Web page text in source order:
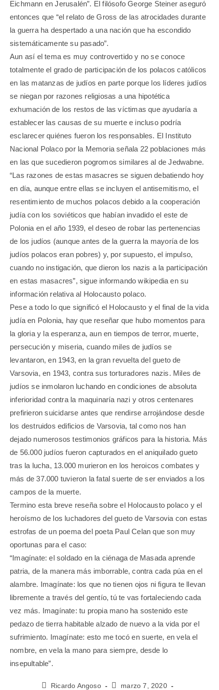
Eichmann en Jerusalén”. El filósofo George Steiner aseguró
entonces que “el relato de Gross de las atrocidades durante
la guerra ha despertado a una nación que ha escondido
sistemáticamente su pasado”.
Aun así el tema es muy controvertido y no se conoce
totalmente el grado de participación de los polacos católicos
en las matanzas de judíos en parte porque los líderes judíos
se niegan por razones religiosas a una hipotética
exhumación de los restos de las víctimas que ayudaría a
establecer las causas de su muerte e incluso podría
esclarecer quiénes fueron los responsables. El Instituto
Nacional Polaco por la Memoria señala 22 poblaciones más
en las que sucedieron pogromos similares al de Jedwabne.
“Las razones de estas masacres se siguen debatiendo hoy
en día, aunque entre ellas se incluyen el antisemitismo, el
resentimiento de muchos polacos debido a la cooperación
judía con los soviéticos que habían invadido el este de
Polonia en el año 1939, el deseo de robar las pertenencias
de los judíos (aunque antes de la guerra la mayoría de los
judíos polacos eran pobres) y, por supuesto, el impulso,
cuando no instigación, que dieron los nazis a la participación
en estas masacres”, sigue informando wikipedia en su
información relativa al Holocausto polaco.
Pese a todo lo que significó el Holocausto y el final de la vida
judía en Polonia, hay que reseñar que hubo momentos para
la gloria y la esperanza, aun en tiempos de terror, muerte,
persecución y miseria, cuando miles de judíos se
levantaron, en 1943, en la gran revuelta del gueto de
Varsovia, en 1943, contra sus torturadores nazis. Miles de
judíos se inmolaron luchando en condiciones de absoluta
inferioridad contra la maquinaría nazi y otros centenares
prefirieron suicidarse antes que rendirse arrojándose desde
los destruidos edificios de Varsovia, tal como nos han
dejado numerosos testimonios gráficos para la historia. Más
de 56.000 judíos fueron capturados en el aniquilado gueto
tras la lucha, 13.000 murieron en los heroicos combates y
más de 37.000 tuvieron la fatal suerte de ser enviados a los
campos de la muerte.
Termino esta breve reseña sobre el Holocausto polaco y el
heroísmo de los luchadores del gueto de Varsovia con estas
estrofas de un poema del poeta Paul Celan que son muy
oportunas para el caso:
“Imagínate: el soldado en la ciénaga de Masada aprende
patria, de la manera más imborrable, contra cada púa en el
alambre. Imagínate: los que no tienen ojos ni figura te llevan
libremente a través del gentío, tú te vas fortaleciendo cada
vez más. Imagínate: tu propia mano ha sostenido este
pedazo de tierra habitable alzado de nuevo a la vida por el
sufrimiento. Imagínate: esto me tocó en suerte, en vela el
nombre, en vela la mano para siempre, desde lo
insepultable”.
Ricardo Angoso
marzo 7, 2020